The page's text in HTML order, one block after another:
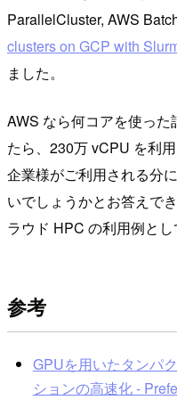
ParallelCluster, AWS
clusters on GCP with
ました。
AWS なら何コアを使っ
たら、230万 vCPU を利
企業様がご利用される分
いでしょうかとお答えで
ラウド HPC の利用例とし
参考
GPUを用いたタンパ
ションの高速化 -